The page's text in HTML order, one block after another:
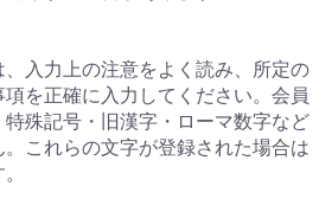
入力上の注意をよく読み、所定の
を正確に入力してください。会員
殊記号・旧漢字・ローマ数字など
これらの文字が登録された場合は